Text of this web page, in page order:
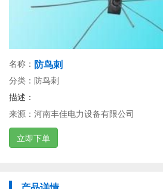
名称： 防鸟刺
分类：防鸟刺
描述：
来源：河南丰佳电力设备有限公司
立即下单